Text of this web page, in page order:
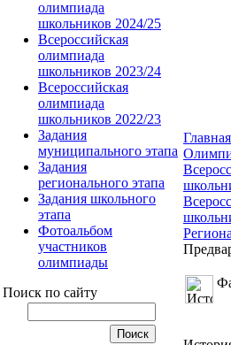
олимпиада
школьников 2024/25
Всероссийская
олимпиада
школьников 2023/24
Всероссийская
олимпиада
школьников 2022/23
Задания
муниципального этапа
Задания
регионального этапа
Задания школьного
этапа
Фотоальбом
участников
олимпиады
Поиск по сайту
Главная